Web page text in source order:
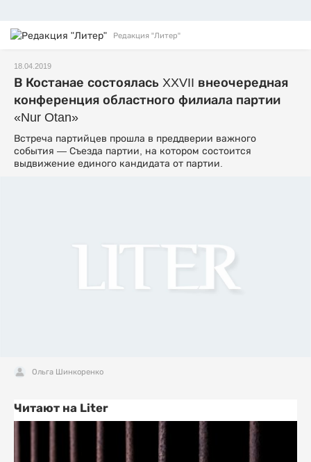
Редакция "Литер"
18.04.2019
В Костанае состоялась XXVII внеочередная
конференция областного филиала партии
«Nur Otan»
Встреча партийцев прошла в преддверии важного
события — Съезда партии, на котором состоится
выдвижение единого кандидата от партии.
Ольга Шинкоренко
Читают на Liter